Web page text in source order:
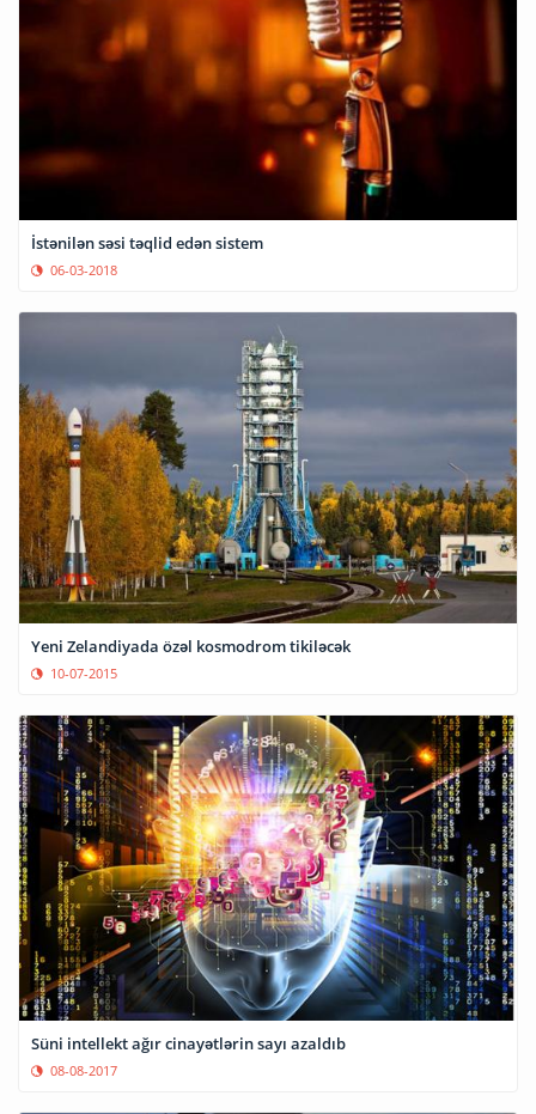
İstənilən səsi təqlid edən sistem
06-03-2018
Yeni Zelandiyada özəl kosmodrom tikiləcək
10-07-2015
Süni intellekt ağır cinayətlərin sayı azaldıb
08-08-2017